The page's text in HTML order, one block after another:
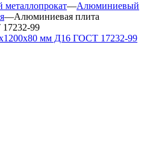
металлопрокат—Алюминиевый
—Алюминиевая плита
99